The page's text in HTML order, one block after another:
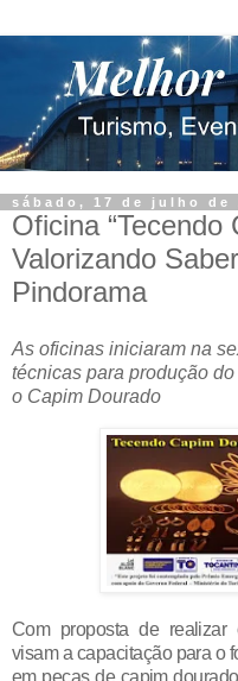
sábado, 17 de julho de
Oficina “Tecendo
Valorizando
Pindorama
As oficinas iniciaram na
técnicas para produção
o Capim Dourado
Com proposta de realizar
visam a capacitação para o
em peças de capim